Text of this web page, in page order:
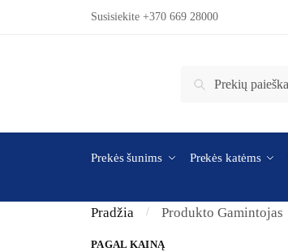
Skip to navigationSusisiekite +370 669 28000
Ieškoti:
Ieškoti
Prekės šunims Prekės katėms
Pradžia / Produkto Gamintojas
PAGAL KAINĄ